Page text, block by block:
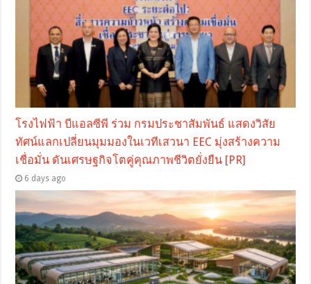
โรงไฟฟ้า บีแอลซีพี ร่วม กรมประชาสัมพันธ์ แสดงวิสัย
ทัศน์แลกเปลี่ยนมุมมองในเวทีเสวนา EEC มุ่งสร้างความ
เชื่อมั่น ดันเศรษฐกิจโตคู่คุณภาพชีวิตยั่งยืน [PR]
6 days ago